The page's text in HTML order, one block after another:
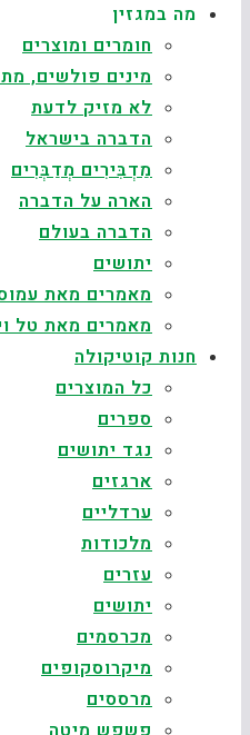
מה במגזין
חומרים ומוצרים
מינים פולשים,
לא מזיק לדעת
הדברה בישראל
מַדְבִּירִים מְדַבְּרִים
הארה על הדברה
הדברה בעולם
יתושים
מאמרים מאת
מאמרים מאת טל
חנות קוטיקולה
כל המוצרים
ספרים
נגד יתושים
ארגזים
ערדליים
מלכודות
עזרים
יתושים
מכרסמים
מיקרוסקופים
מרססים